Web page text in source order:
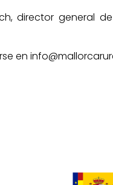
director general
en